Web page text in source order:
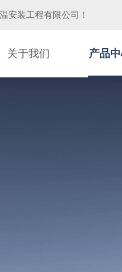
安装工程有限公司 ！
关于我们 产品